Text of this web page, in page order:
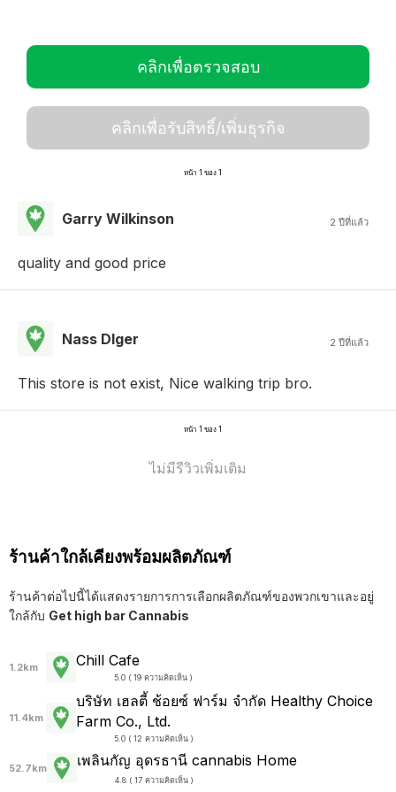
คลิกเพื่อตรวจสอบ
คลิกเพื่อรับสิทธิ์/เพิ่มธุรกิจ
หน้า 1 ของ 1
Garry Wilkinson 2 ปีที่แล้ว
quality and good price
Nass Dlger 2 ปีที่แล้ว
This store is not exist, Nice walking trip bro.
หน้า 1 ของ 1
ไม่มีรีวิวเพิ่มเติม
ร้านค้าใกล้เคียงพร้อมผลิตภัณฑ์
ร้านค้าต่อไปนี้ได้แสดงรายการการเลือกผลิตภัณฑ์ของพวกเขาและอยู่
ใกล้กับ Get high bar Cannabis
1.2km Chill Cafe
5.0 ( 19 ความคิดเห็น )
11.4km
บริษัท เฮลตี้ ช้อยซ์ ฟาร์ม จำกัด Healthy Choice
Farm Co., Ltd.
5.0 ( 12 ความคิดเห็น )
52.7km เพลินกัญ อุดรธานี cannabis Home
4.8 ( 17 ความคิดเห็น )